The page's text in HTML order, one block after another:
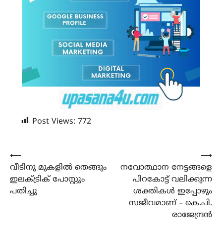
Post Views: 772
Post
navigation
⟵
വീടിനു മുകളിൽ തെങ്ങും
ഇലക്ട്രിക് പോസ്റ്റും
പതിച്ചു
നവോത്ഥാന നേട്ടങ്ങളെ
പിറകോട്ട് വലിക്കുന്ന
ശക്തികൾ ഇപ്പോഴും
സജീവമാണ് – കെ.പി.
രാജേന്ദ്രൻ
⟶